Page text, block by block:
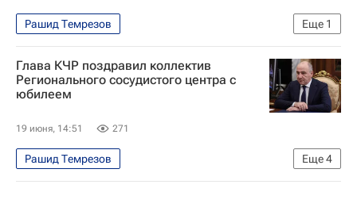
Еще 1
Рашид Темрезов
Карачаево-Черкесская Республика
Глава КЧР поздравил коллектив
Регионального сосудистого центра с
юбилеем
19 июня, 14:51 271
Еще4
Рашид Темрезов
Карачаево-Черкесская Республика